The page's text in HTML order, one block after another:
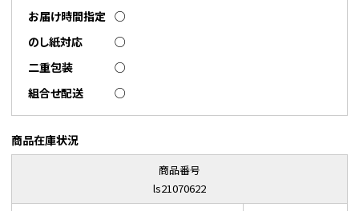
お届け時間指定 ○
のし紙対応
○
二重包装
○
組合せ配送
○
商品在庫状況
商品番号
ls21070622